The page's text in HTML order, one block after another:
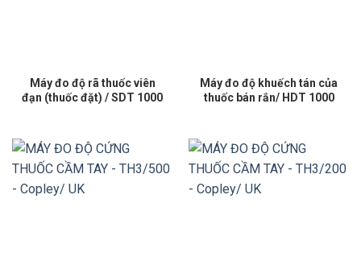
Máy đo độ rã thuốc viên
đạn (thuốc đặt) / SDT 1000
Máy đo độ khuếch tán của
thuốc bán rắn/ HDT 1000